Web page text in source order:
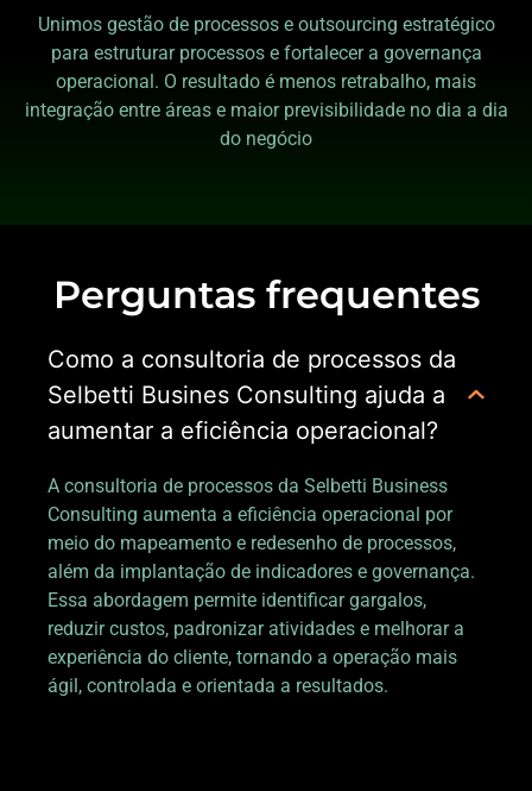
Unimos gestão de processos e outsourcing estratégico
para estruturar processos e fortalecer a governança
operacional. O resultado é menos retrabalho, mais
integração entre áreas e maior previsibilidade no dia a dia
do negócio
Perguntas frequentes
Como a consultoria de processos da
Selbetti Busines Consulting ajuda a
aumentar a eficiência operacional?
A consultoria de processos da Selbetti Business
Consulting aumenta a eficiência operacional por
meio do mapeamento e redesenho de processos,
além da implantação de indicadores e governança.
Essa abordagem permite identificar gargalos,
reduzir custos, padronizar atividades e melhorar a
experiência do cliente, tornando a operação mais
ágil, controlada e orientada a resultados.